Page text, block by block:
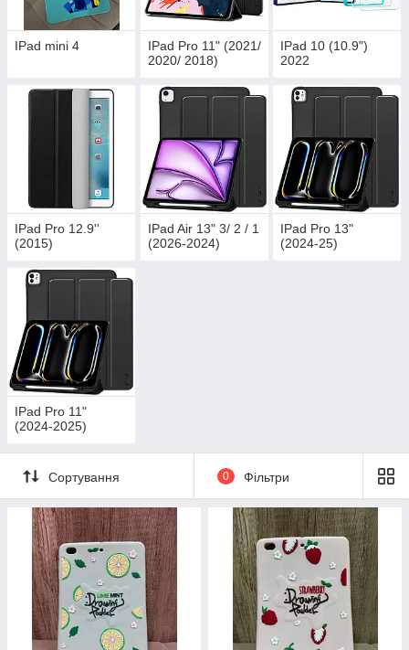
IPad mini 4
IPad Pro 11" (2021/
2020/ 2018)
IPad 10 (10.9")
2022
IPad Pro 12.9''
(2015)
IPad Air 13" 3/ 2 / 1
(2026-2024)
IPad Pro 13"
(2024-25)
IPad Pro 11"
(2024-2025)
Сортування 0 Фільтри